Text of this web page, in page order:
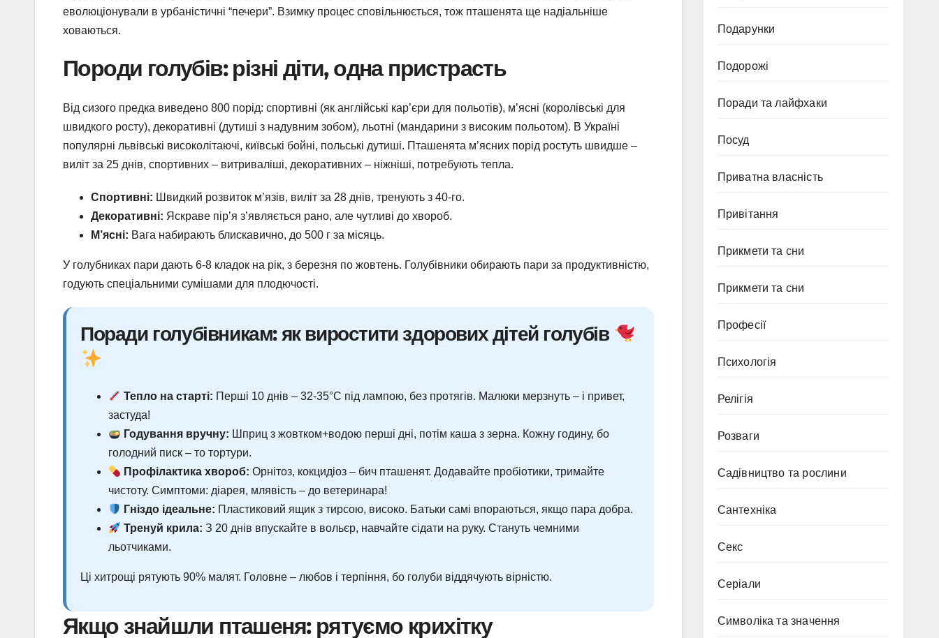
еволюціонували в урбаністичні “печери”. Взимку процес сповільнюється, тож пташенята ще надіальніше
ховаються.
Породи голубів: різні діти, одна пристрасть
Від сизого предка виведено 800 порід: спортивні (як англійські кар’єри для польотів), м’ясні (королівські для
швидкого росту), декоративні (дутиші з надувним зобом), льотні (мандарини з високим польотом). В Україні
популярні львівські високолітаючі, київські бойні, польські дутиші. Пташенята м’ясних порід ростуть швидше –
виліт за 25 днів, спортивних – витриваліші, декоративних – ніжніші, потребують тепла.
Спортивні: Швидкий розвиток м’язів, виліт за 28 днів, тренують з 40-го.
Декоративні: Яскраве пір’я з’являється рано, але чутливі до хвороб.
М’ясні: Вага набирають блискавично, до 500 г за місяць.
У голубниках пари дають 6-8 кладок на рік, з березня по жовтень. Голубівники обирають пари за продуктивністю,
годують спеціальними сумішами для плодючості.
Поради голубівникам: як виростити здорових дітей голубів
Тепло на старті: Перші 10 днів – 32-35°C під лампою, без протягів. Малюки мерзнуть – і привет,
застуда!
Годування вручну: Шприц з жовтком+водою перші дні, потім каша з зерна. Кожну годину, бо
голодний писк – то тортури.
Профілактика хвороб: Орнітоз, кокцидіоз – бич пташенят. Додавайте пробіотики, тримайте
чистоту. Симптоми: діарея, млявість – до ветеринара!
Гніздо ідеальне: Пластиковий ящик з тирсою, високо. Батьки самі впораються, якщо пара добра.
Тренуй крила: З 20 днів впускайте в вольєр, навчайте сідати на руку. Стануть чемними
льотчиками.
Ці хитрощі рятують 90% малят. Головне – любов і терпіння, бо голуби віддячують вірністю.
Якщо знайшли пташеня: рятуємо крихітку
Подарунки
Подорожі
Поради та лайфхаки
Посуд
Приватна власність
Привітання
Прикмети та сни
Прикмети та сни
Професії
Психологія
Релігія
Розваги
Садівництво та рослини
Сантехніка
Секс
Серіали
Символіка та значення